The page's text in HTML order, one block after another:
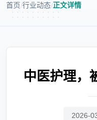
首页/行业动态/正文详情
中医护理，
2026-